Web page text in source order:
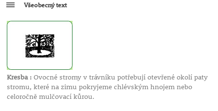
Všeobecný text
Kresba :Ovocné stromy v trávníku potřebují otevřené okolí paty
stromu, které na zimu pokryjeme chlévským hnojem nebo
celoročně mulčovací kůrou.